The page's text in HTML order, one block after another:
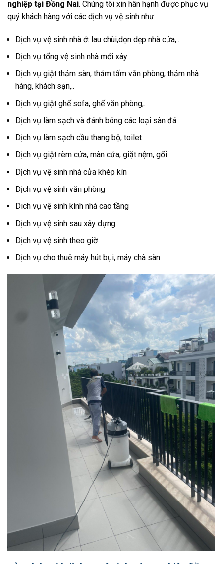
nghiệp tại Đồng Nai. Chúng tôi xin hân hạnh được phục vụ
quý khách hàng với các dịch vụ vệ sinh như:
Dịch vụ vệ sinh nhà ở: lau chùi,dọn dẹp nhà cửa,..
Dịch vụ tổng vệ sinh nhà mới xây
Dịch vụ giặt thảm sàn, thảm tấm vắn phòng, thảm nhà
hàng, khách sạn,..
Dịch vụ giặt ghế sofa, ghế văn phòng,..
Dịch vụ làm sạch và đánh bóng các loại sàn đá
Dịch vụ làm sạch cầu thang bộ, toilet
Dịch vụ giặt rèm cửa, màn cửa, giặt nệm, gối
Dịch vụ vệ sinh nhà cửa khép kín
Dịch vụ vệ sinh văn phòng
Dich vụ vệ sinh kính nhà cao tầng
Dịch vụ vệ sinh sau xây dựng
Dịch vụ vệ sinh theo giờ
Dịch vụ cho thuê máy hút bụi, máy chà sàn